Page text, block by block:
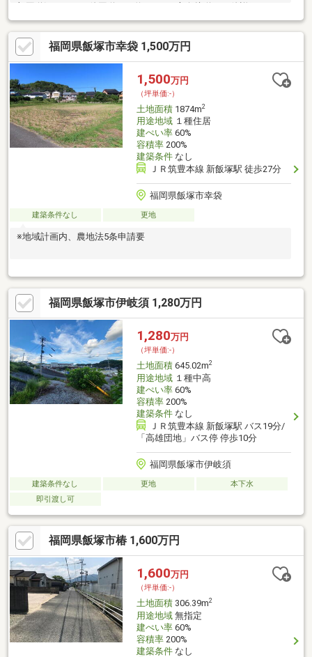
気軽にお問い合わせください。
福岡県飯塚市幸袋 1,500万円
1,500万円
（坪単価:-）
土地面積1874m2
用途地域１種住居
建ぺい率60%
容積率200%
建築条件なし
ＪＲ筑豊本線 新飯塚駅 徒歩27分
福岡県飯塚市幸袋
建築条件なし 更地
※地域計画内、農地法5条申請要
福岡県飯塚市伊岐須 1,280万円
1,280万円
（坪単価:-）
土地面積645.02m2
用途地域１種中高
建ぺい率60%
容積率200%
建築条件なし
ＪＲ筑豊本線 新飯塚駅 バス19分/
「高雄団地」バス停 停歩10分
福岡県飯塚市伊岐須
建築条件なし 更地
本下水
即引渡し可
福岡県飯塚市椿 1,600万円
1,600万円
（坪単価:-）
土地面積306.39m2
用途地域無指定
建ぺい率60%
容積率200%
建築条件なし